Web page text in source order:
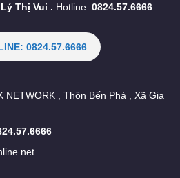
Lý Thị Vui . Hotline: 0824.57.6666
0824.57.6666
NETWORK , Thôn Bến Phà , Xã Gia